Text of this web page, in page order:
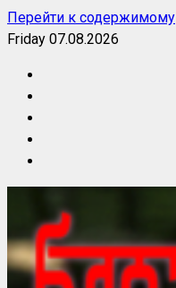
Перейти к содержимому
Friday 07.08.2026